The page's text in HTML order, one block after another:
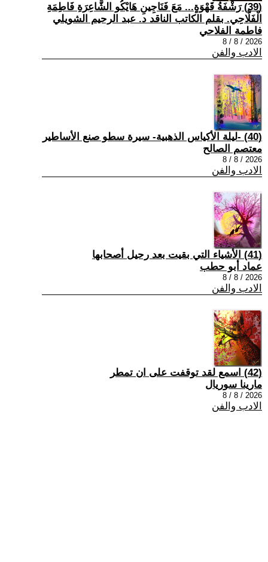
(39) رَشْفَةُ قَهْوَةٍ... مَعَ فَنَاجِينِ هَايْكُو الشَّاعِرَةِ فَاطِمَةِ
الْفَلَّاحِي. بقلم الكاتب الناقد د. عبد الرحيم الشويلي
فاطمة الفلاحي
2026 / 8 / 8
الادب والفن
(40) -ليلة الأكياس الذهبية- سيرة سطو صنع الأساطير
معتصم الصالح
2026 / 8 / 8
الادب والفن
(41) الأشياء التي بقيت بعد رحيل أصحابها
عماد أبو حطب
2026 / 8 / 8
الادب والفن
(42) اسمع لقد توقفت على ان تمطر
مارينا سوريال
2026 / 8 / 8
الادب والفن